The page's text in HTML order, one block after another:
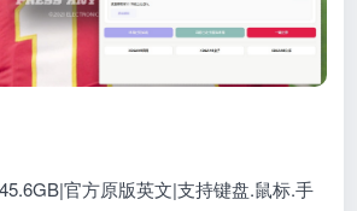
官方原版英文|支持键盘.鼠标.手